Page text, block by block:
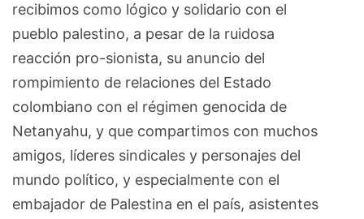
recibimos como lógico y solidario con el
pueblo palestino, a pesar de la ruidosa
reacción pro-sionista, su anuncio del
rompimiento de relaciones del Estado
colombiano con el régimen genocida de
Netanyahu, y que compartimos con muchos
amigos, líderes sindicales y personajes del
mundo político, y especialmente con el
embajador de Palestina en el país, asistentes